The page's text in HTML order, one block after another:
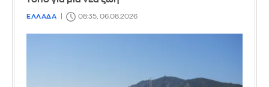
ΕΛΛΑΔΑ 08:35, 06.08.2026